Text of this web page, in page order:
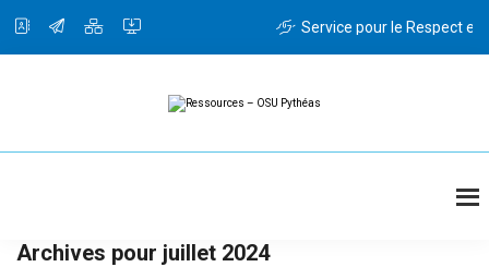
au
principal
à
barre
Service pour le Respect et
Ressources
OSU
Ressources
Archives pour juillet 2024